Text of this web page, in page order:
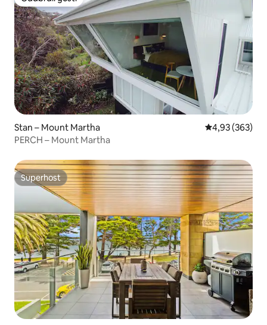
Odabrali gosti
Stan – Mount Martha Prosječna
4,93 (363)
PERCH – Mount Martha
Superhost
Superhost